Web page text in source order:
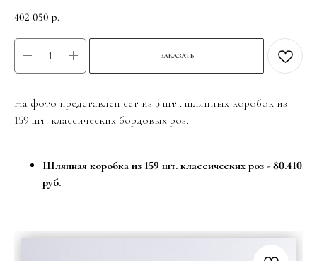
402 050 р.
ЗАКАЗАТЬ
На фото представлен сет из 5 шт.. шляпных коробок из
159 шт. классических бордовых роз.
Шляпная коробка из 159 шт. классических роз - 80.410
руб.